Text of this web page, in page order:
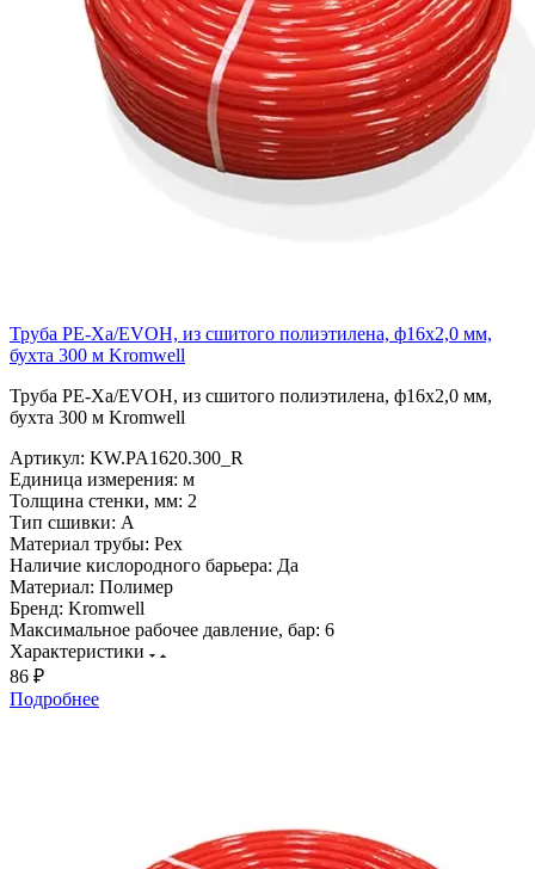
Труба PE-Xa/EVOH, из сшитого полиэтилена, ф16x2,0 мм,
бухта 300 м Kromwell
Труба PE-Xa/EVOH, из сшитого полиэтилена, ф16x2,0 мм,
бухта 300 м Kromwell
Артикул: KW.PA1620.300_R
Единица измерения: м
Толщина стенки, мм: 2
Тип сшивки: A
Материал трубы: Pex
Наличие кислородного барьера: Да
Материал: Полимер
Бренд: Kromwell
Максимальное рабочее давление, бар: 6
Характеристики
86 ₽
Подробнее